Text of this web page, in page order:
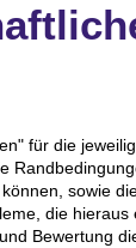
für die
sowie
die hieraus
Bewertung